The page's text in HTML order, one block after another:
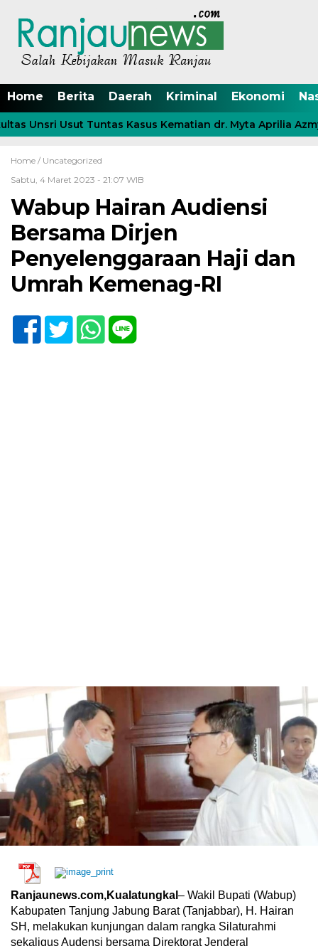
Home Berita Daerah Kriminal Ekonomi
Unsri Usut Tuntas Kasus Kematian dr. Myta Aprilia Azmy
Home / Uncategorized
Sabtu, 4 Maret 2023 - 21:07 WIB
Wabup Hairan Audiensi
Bersama Dirjen
Penyelenggaraan Haji dan
Umrah Kemenag-RI
Ranjaunews.com,Kualatungkal – Wakil Bupati (Wabup)
Kabupaten Tanjung Jabung Barat (Tanjabbar), H. Hairan
SH, melakukan kunjungan dalam rangka Silaturahmi
sekaligus Audensi bersama Direktorat Jenderal